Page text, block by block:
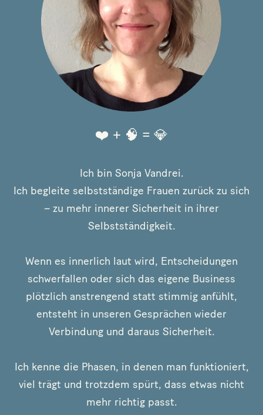
❤️ + 🧠 = 💎
Ich bin Sonja Vandrei.
Ich begleite selbstständige Frauen zurück zu sich
– zu mehr innerer Sicherheit in ihrer
Selbstständigkeit.
Wenn es innerlich laut wird, Entscheidungen
schwerfallen oder sich das eigene Business
plötzlich anstrengend statt stimmig anfühlt,
entsteht in unseren Gesprächen wieder
Verbindung und daraus Sicherheit.
Ich kenne die Phasen, in denen man funktioniert,
viel trägt und trotzdem spürt, dass etwas nicht
mehr richtig passt.